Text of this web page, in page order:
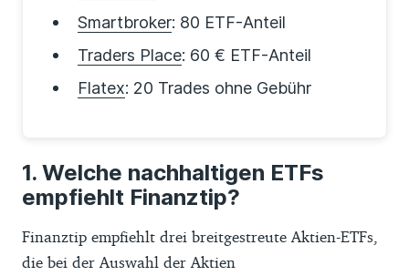
Smartbroker: 80 ETF-Anteil
Traders Place: 60 € ETF-Anteil
Flatex: 20 Trades ohne Gebühr
Welche nachhaltigen ETFs
empfiehlt Finanztip?
Finanztip empfiehlt drei breitgestreute Aktien-ETFs,
die bei der Auswahl der Aktien